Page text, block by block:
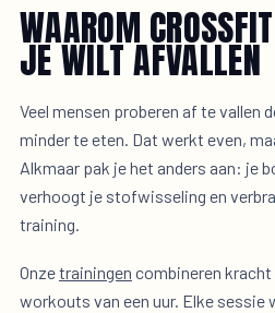
WAAROM
JE WILT AFVALLEN
Veel mensen proberen af te vallen
minder te eten. Dat werkt even,
Alkmaar pak je het anders aan: je
verhoogt je stofwisseling en
training.
Onzetrainingen combineren
workouts van een uur. Elke sessie